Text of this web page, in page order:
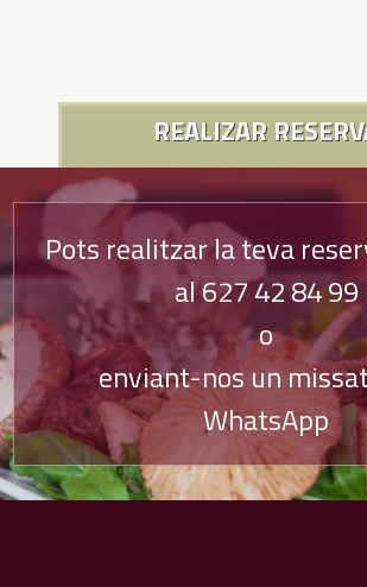
REALIZAR
Pots realitzar la teva
al627 42 84 99
o
enviant-nos un
WhatsApp